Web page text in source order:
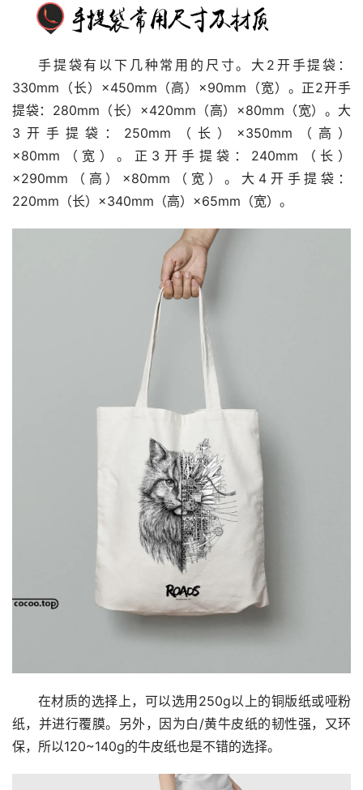
手提袋有以下几种常用的尺寸。大2开手提袋：
330mm（长）×450mm（高）×90mm（宽）。正2开手
提袋：280mm（长）×420mm（高）×80mm（宽）。大
3开手提袋：250mm（长）×350mm（高）
×80mm（宽）。正3开手提袋：240mm（长）
×290mm（高）×80mm（宽）。大4开手提袋：
220mm（长）×340mm（高）×65mm（宽）。
在材质的选择上，可以选用250g以上的铜版纸或哑粉
纸，并进行覆膜。另外，因为白/黄牛皮纸的韧性强，又环
保，所以120~140g的牛皮纸也是不错的选择。